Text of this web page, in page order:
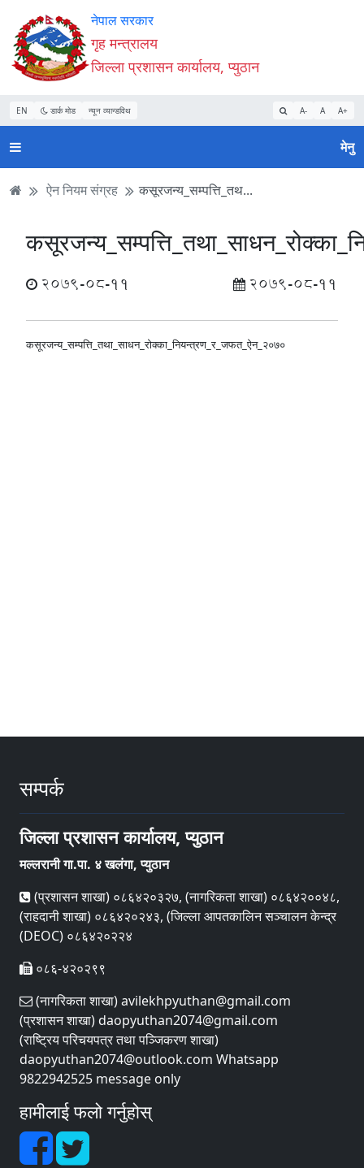
Accessibility
Mode
सुरु
गर्नुहोस्
सामाग्री
पढ्नुहाेस्
नेभिगेसन
पढ्नुहाेस्
वेबसाइट
खोजमा
जानुहोस्
नेपाल सरकार
गृह मन्त्रालय
जिल्ला प्रशासन कार्यालय, प्युठान
EN डार्क मोड न्यून व्यान्डविथ A- A A+
मेनु
ऐन नियम संग्रह कसूरजन्य_सम्पत्ति_तथ...
2079-08-11 2079-08-11
कसूरजन्य_सम्पत्ति_तथा_साधन_रोक्का_नियन्त्रण_र_जफत_ऐन_२०७०
सम्पर्क
जिल्ला प्रशासन कार्यालय, प्युठान
मल्लरानी गा.पा. ४ खलंगा, प्युठान
(प्रशासन शाखा) ०८६४२०३२७, (नागरिकता शाखा) ०८६४२००४८,
(राहदानी शाखा) ०८६४२०२४३, (जिल्ला आपतकालिन सञ्चालन केन्द्र
(DEOC) ०८६४२०२२४
०८६-४२०२९९
(नागरिकता शाखा) avilekhpyuthan@gmail.com
(प्रशासन शाखा) daopyuthan2074@gmail.com
(राष्ट्रिय परिचयपत्र तथा पञ्‍जिकरण शाखा)
daopyuthan2074@outlook.com Whatsapp
9822942525 message only
हामीलाई फलो गर्नुहोस्